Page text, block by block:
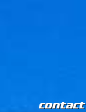
contact